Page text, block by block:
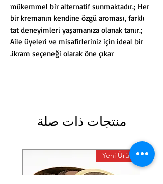
mükemmel bir alternatif sunmaktadır.; Her
bir kremanın kendine özgü aroması, farklı
tat deneyimleri yaşamanıza olanak tanır.;
Aile üyeleri ve misafirleriniz için ideal bir
ikram seçeneği olarak öne çıkar.
منتجات ذات صلة
Yeni Ürün